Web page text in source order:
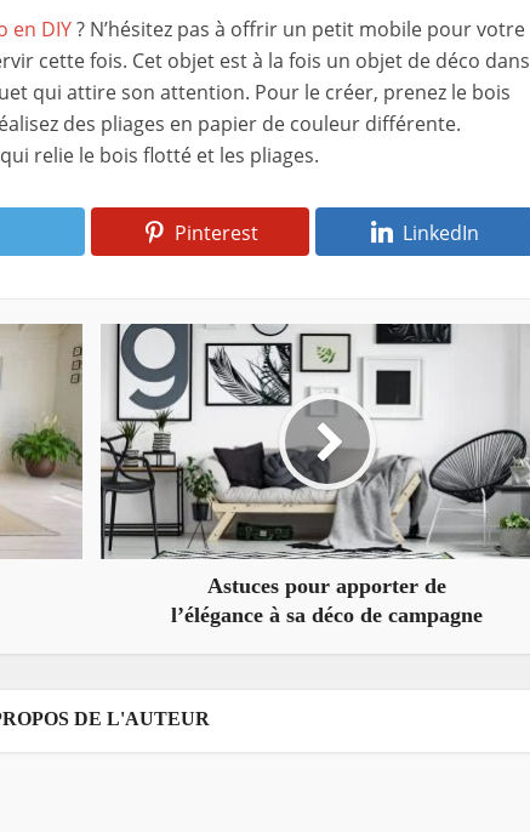
en DIY? N’hésitez pas à offrir un petit mobile pour votre
cette fois. Cet objet est à la fois un objet de déco dans
qui attire son attention. Pour le créer, prenez le bois
des pliages en papier de couleur différente.
relie le bois flotté et les pliages.
Pinterest LinkedIn
Astuces pour apporter de
l’élégance à sa déco de campagne
DE L'AUTEUR